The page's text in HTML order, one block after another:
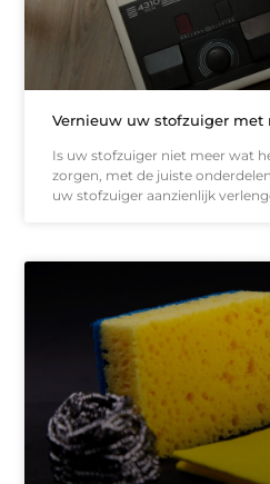
Vernieuw uw stofzuiger met
Is uw stofzuiger niet meer wat
zorgen, met de juiste
uw stofzuiger aanzienlijk